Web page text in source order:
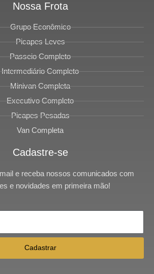
Nossa Frota
Grupo Econômico
Picapes Leves
Passeio Completo
Intermediário Completo
Minivan Completa
Executivo Completo
Picapes Pesadas
Van Completa
Cadastre-se
e receba nossos comunicados com
e novidades em primeira mão!
Cadastrar